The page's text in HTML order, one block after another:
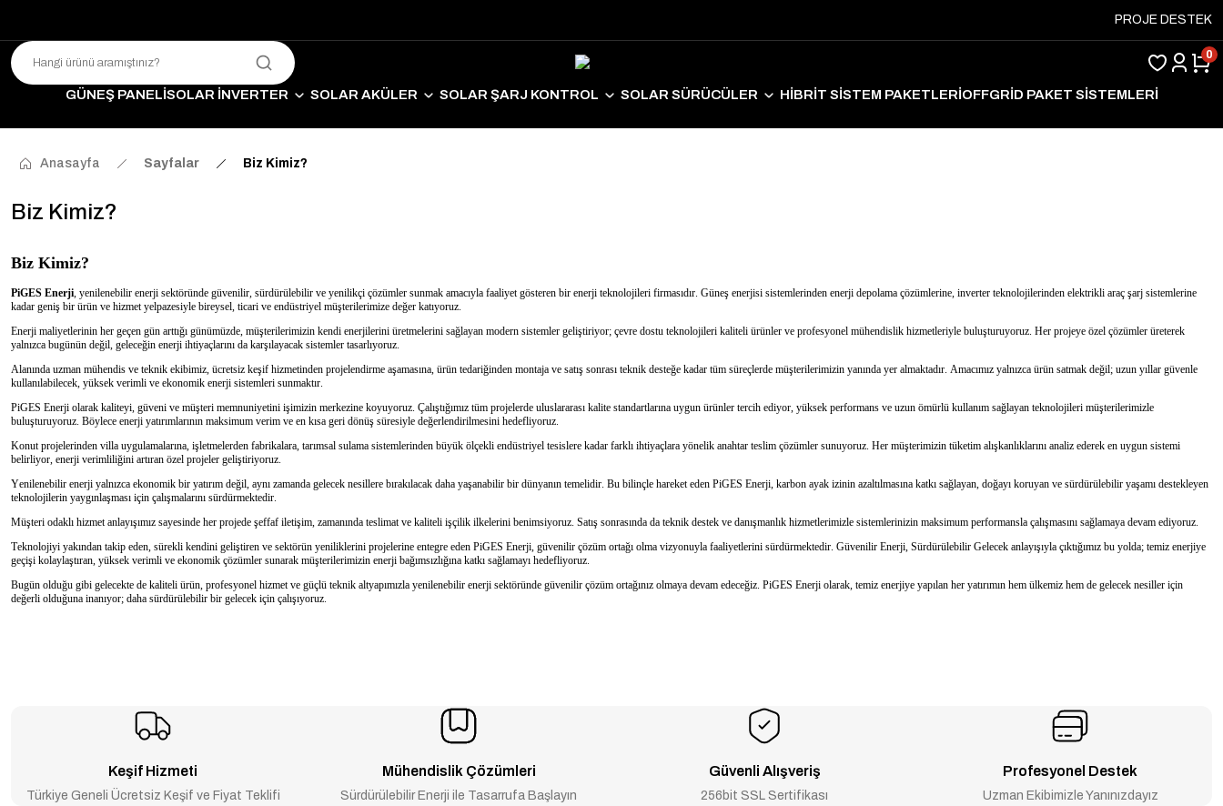
PROJE DESTEK
0
GÜNEŞ PANELİSOLAR İNVERTER SOLAR AKÜLER SOLAR ŞARJ KONTROL SOLAR SÜRÜCÜLER HİBRİT SİSTEM PAKETLERİOFFGRİD PAKET SİSTEMLERİ
Anasayfa Sayfalar Biz Kimiz?
Biz Kimiz?
Biz Kimiz?
PiGES Enerji, yenilenebilir enerji sektöründe güvenilir, sürdürülebilir ve yenilikçi çözümler sunmak amacıyla faaliyet gösteren bir enerji teknolojileri firmasıdır. Güneş enerjisi sistemlerinden enerji depolama çözümlerine, inverter teknolojilerinden elektrikli araç şarj sistemlerine
kadar geniş bir ürün ve hizmet yelpazesiyle bireysel, ticari ve endüstriyel müşterilerimize değer katıyoruz.
Enerji maliyetlerinin her geçen gün arttığı günümüzde, müşterilerimizin kendi enerjilerini üretmelerini sağlayan modern sistemler geliştiriyor; çevre dostu teknolojileri kaliteli ürünler ve profesyonel mühendislik hizmetleriyle buluşturuyoruz. Her projeye özel çözümler üreterek
yalnızca bugünün değil, geleceğin enerji ihtiyaçlarını da karşılayacak sistemler tasarlıyoruz.
Alanında uzman mühendis ve teknik ekibimiz, ücretsiz keşif hizmetinden projelendirme aşamasına, ürün tedariğinden montaja ve satış sonrası teknik desteğe kadar tüm süreçlerde müşterilerimizin yanında yer almaktadır. Amacımız yalnızca ürün satmak değil; uzun yıllar güvenle
kullanılabilecek, yüksek verimli ve ekonomik enerji sistemleri sunmaktır.
PiGES Enerji olarak kaliteyi, güveni ve müşteri memnuniyetini işimizin merkezine koyuyoruz. Çalıştığımız tüm projelerde uluslararası kalite standartlarına uygun ürünler tercih ediyor, yüksek performans ve uzun ömürlü kullanım sağlayan teknolojileri müşterilerimizle
buluşturuyoruz. Böylece enerji yatırımlarının maksimum verim ve en kısa geri dönüş süresiyle değerlendirilmesini hedefliyoruz.
Konut projelerinden villa uygulamalarına, işletmelerden fabrikalara, tarımsal sulama sistemlerinden büyük ölçekli endüstriyel tesislere kadar farklı ihtiyaçlara yönelik anahtar teslim çözümler sunuyoruz. Her müşterimizin tüketim alışkanlıklarını analiz ederek en uygun sistemi
belirliyor, enerji verimliliğini artıran özel projeler geliştiriyoruz.
Yenilenebilir enerji yalnızca ekonomik bir yatırım değil, aynı zamanda gelecek nesillere bırakılacak daha yaşanabilir bir dünyanın temelidir. Bu bilinçle hareket eden PiGES Enerji, karbon ayak izinin azaltılmasına katkı sağlayan, doğayı koruyan ve sürdürülebilir yaşamı destekleyen
teknolojilerin yaygınlaşması için çalışmalarını sürdürmektedir.
Müşteri odaklı hizmet anlayışımız sayesinde her projede şeffaf iletişim, zamanında teslimat ve kaliteli işçilik ilkelerini benimsiyoruz. Satış sonrasında da teknik destek ve danışmanlık hizmetlerimizle sistemlerinizin maksimum performansla çalışmasını sağlamaya devam ediyoruz.
Teknolojiyi yakından takip eden, sürekli kendini geliştiren ve sektörün yeniliklerini projelerine entegre eden PiGES Enerji, güvenilir çözüm ortağı olma vizyonuyla faaliyetlerini sürdürmektedir. Güvenilir Enerji, Sürdürülebilir Gelecek anlayışıyla çıktığımız bu yolda; temiz enerjiye
geçişi kolaylaştıran, yüksek verimli ve ekonomik çözümler sunarak müşterilerimizin enerji bağımsızlığına katkı sağlamayı hedefliyoruz.
Bugün olduğu gibi gelecekte de kaliteli ürün, profesyonel hizmet ve güçlü teknik altyapımızla yenilenebilir enerji sektöründe güvenilir çözüm ortağınız olmaya devam edeceğiz. PiGES Enerji olarak, temiz enerjiye yapılan her yatırımın hem ülkemiz hem de gelecek nesiller için
değerli olduğuna inanıyor; daha sürdürülebilir bir gelecek için çalışıyoruz.
Keşif Hizmeti
Türkiye Geneli Ücretsiz Keşif ve Fiyat Teklifi
Mühendislik Çözümleri
Sürdürülebilir Enerji ile Tasarrufa Başlayın
Güvenli Alışveriş
256bit SSL Sertifikası
Profesyonel Destek
Uzman Ekibimizle Yanınızdayız